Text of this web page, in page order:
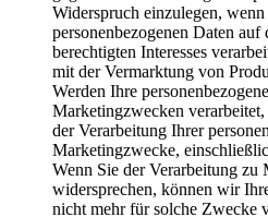
Widerspruch einzulegen,
personenbezogenen Daten auf
berechtigten Interesses
mit der Vermarktung von
Werden Ihre
Marketingzwecken
der Verarbeitung Ihrer
Marketingzwecke,
Wenn Sie der Verarbeitung zu
widersprechen, können wir
nicht mehr für solche Zwecke